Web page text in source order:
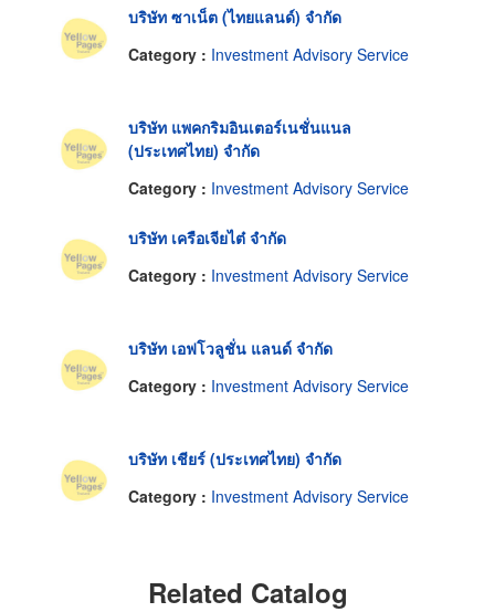
บริษัท ซาเน็ต (ไทยแลนด์) จำกัด
Category : Investment Advisory Service
บริษัท แพคกริมอินเตอร์เนชั่นแนล
(ประเทศไทย) จำกัด
Category : Investment Advisory Service
บริษัท เครือเจียไต๋ จำกัด
Category : Investment Advisory Service
บริษัท เอฟโวลูชั่น แลนด์ จำกัด
Category : Investment Advisory Service
บริษัท เชียร์ (ประเทศไทย) จำกัด
Category : Investment Advisory Service
Related Catalog